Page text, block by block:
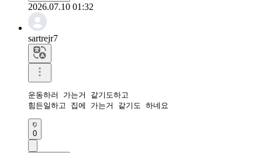
2026.07.10 01:32
sartrejr7
운동하러 가는거 같기도하고
힘든일하고 집에 가는거 같기도 하네요
0